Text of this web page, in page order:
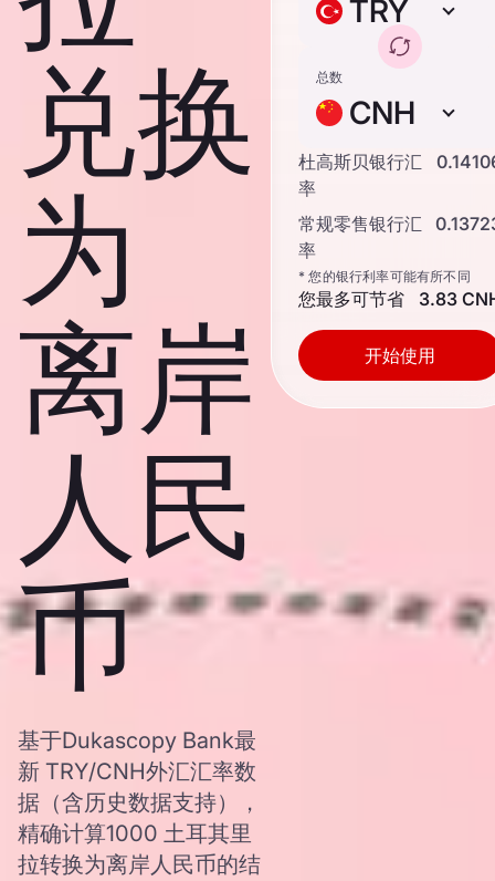
兑换
为
离岸
人民
币
基于Dukascopy Bank最
新 TRY/CNH外汇汇率数
据（含历史数据支持），
精确计算1000 土耳其里
拉转换为离岸人民币的结
TRY
总数
CNH
杜高斯贝银行汇
率
常规零售银行汇
率
* 您的银行利率可能有所不同
您最多可节省 3.83
开始使用